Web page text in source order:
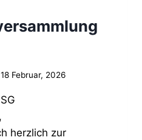
18 Februar, 2026
herzlich zur